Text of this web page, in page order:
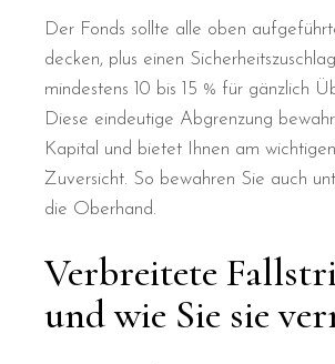
Der Fonds sollte alle oben
decken, plus einen
mindestens 10 bis 15 % für gänzlich
Diese eindeutige Abgrenzung
Kapital und bietet Ihnen am
Zuversicht. So bewahren Sie auch
die Oberhand.
Verbreitete
und wie Sie sie